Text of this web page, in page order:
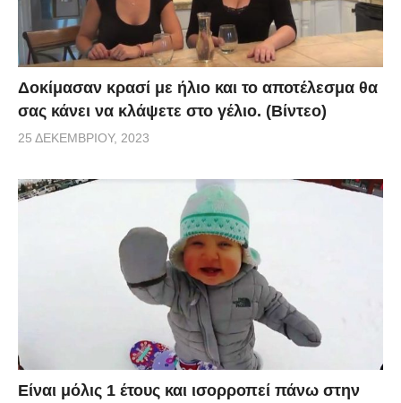
Δοκίμασαν κρασί με ήλιο και το αποτέλεσμα θα
σας κάνει να κλάψετε στο γέλιο. (Βίντεο)
25 ΔΕΚΕΜΒΡΊΟΥ, 2023
Είναι μόλις 1 έτους και ισορροπεί πάνω στην